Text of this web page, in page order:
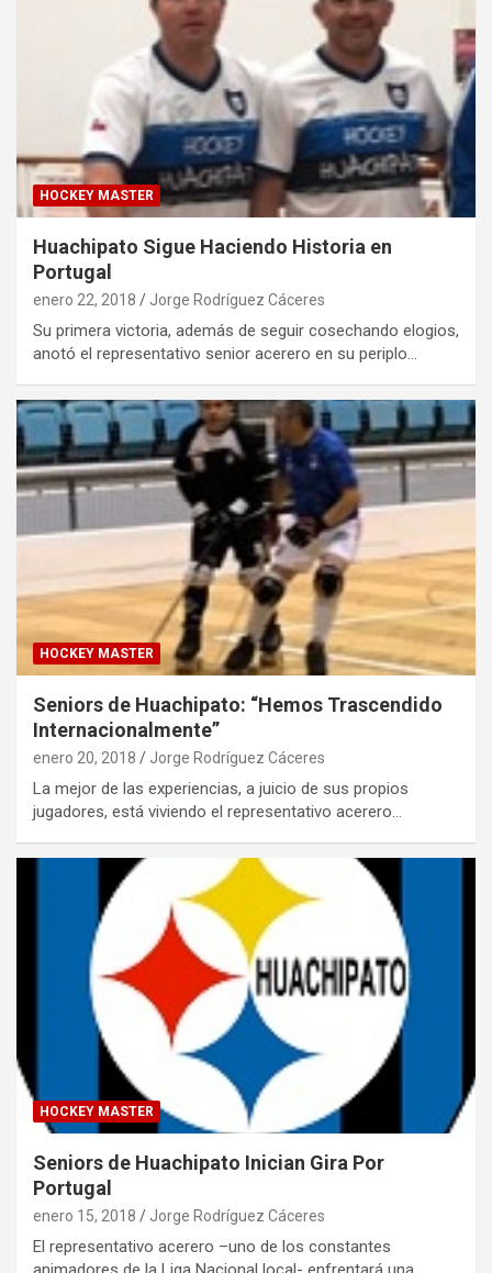
HOCKEY MASTER
Huachipato Sigue Haciendo Historia en
Portugal
enero 22, 2018 Jorge Rodríguez Cáceres
Su primera victoria, además de seguir cosechando elogios,
anotó el representativo senior acerero en su periplo…
HOCKEY MASTER
Seniors de Huachipato: “Hemos Trascendido
Internacionalmente”
enero 20, 2018 Jorge Rodríguez Cáceres
La mejor de las experiencias, a juicio de sus propios
jugadores, está viviendo el representativo acerero…
HOCKEY MASTER
Seniors de Huachipato Inician Gira Por
Portugal
enero 15, 2018 Jorge Rodríguez Cáceres
El representativo acerero –uno de los constantes